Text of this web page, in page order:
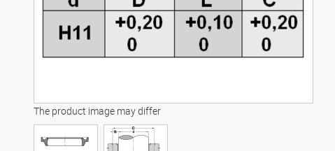
The product image may differ